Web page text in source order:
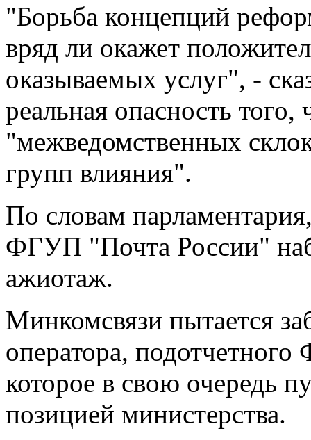
"Борьба концепций
вряд ли окажет
оказываемых услуг", -
реальная опасность
"межведомственных
групп влияния".
По словам
ФГУП "Почта России"
ажиотаж.
Минкомсвязи пытается
оператора, подотчетного
которое в свою очередь
позицией министерства.